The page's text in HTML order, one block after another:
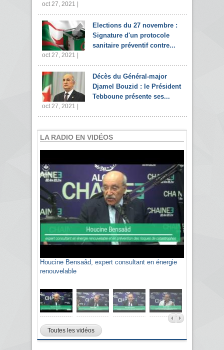
oct 27, 2021 |
Elections du 27 novembre :
Signature d'un protocole
sanitaire préventif contre...
oct 27, 2021 |
Décès du Général-major
Djamel Bouzid : le Président
Tebboune présente ses...
oct 27, 2021 |
LA RADIO EN VIDÉOS
Houcine Bensaâd, expert consultant en énergie
renouvelable
Sami Agli, président de la Confédération
algérienne du patronat citoyen CAPC
Toutes les vidéos